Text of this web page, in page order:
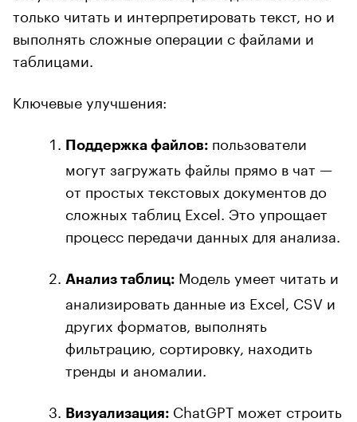
только читать и интерпретировать текст, но и
выполнять сложные операции с файлами и
таблицами.
Ключевые улучшения:
Поддержка файлов: пользователи
могут загружать файлы прямо в чат —
от простых текстовых документов до
сложных таблиц Excel. Это упрощает
процесс передачи данных для анализа.
Анализ таблиц: Модель умеет читать и
анализировать данные из Excel, CSV и
других форматов, выполнять
фильтрацию, сортировку, находить
тренды и аномалии.
Визуализация: ChatGPT может строить